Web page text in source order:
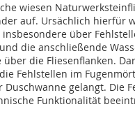
wiesen
auf. Ursächlich hierfür
über
die anschließende
über die Fliesenflanken.
Fehlstellen im
gelangt. Die
Funktionalität